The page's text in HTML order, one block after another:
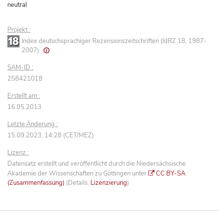
neutral
Projekt :
Index deutschsprachiger Rezensionszeitschriften (IdRZ 18, 1987-
2007)
SAM-ID :
258421018
Erstellt am :
16.05.2013
Letzte Änderung :
15.09.2023, 14:28 (CET/MEZ)
Lizenz :
Datensatz erstellt und veröffentlicht durch die Niedersächsische
Akademie der Wissenschaften zu Göttingen unter
CC BY-SA
(Zusammenfassung) (Details: Lizenzierung)